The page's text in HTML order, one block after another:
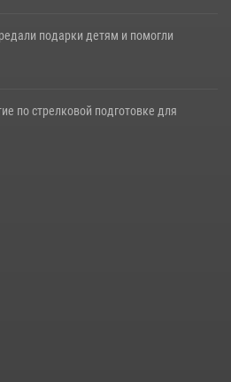
подарки детям и помогли
по стрелковой подготовке для